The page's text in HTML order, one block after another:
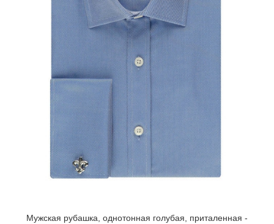
Мужская рубашка, однотонная голубая, приталенная -